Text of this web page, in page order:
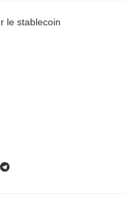
le stablecoin